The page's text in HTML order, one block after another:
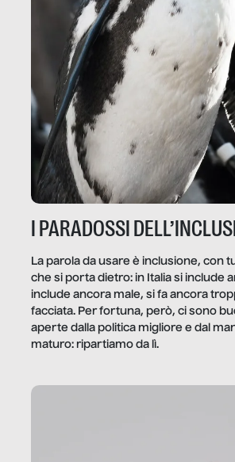
I PARADOSSI
La parola da usare è inclusione, con
che si porta dietro: in Italia si include
include ancora male, si fa ancora
facciata. Per fortuna, però, ci sono
aperte dalla politica migliore e dal
maturo: ripartiamo da lì.